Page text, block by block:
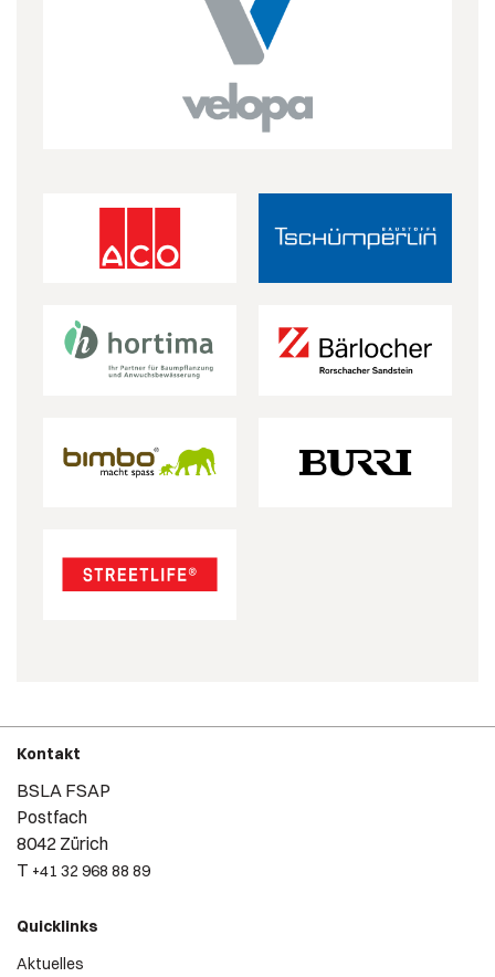
Kontakt
BSLA FSAP
Postfach
8042 Zürich
T +41 32 968 88 89
Quicklinks
Aktuelles